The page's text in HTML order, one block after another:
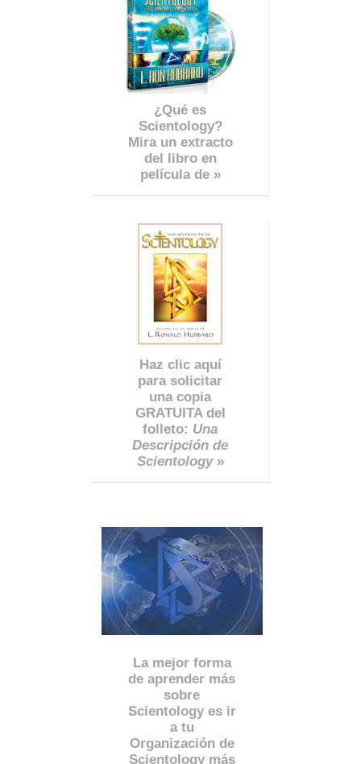
¿Qué es
Scientology?
Mira un extracto
del libro en
película de »
Haz clic aquí
para solicitar
una copia
GRATUITA del
folleto: Una
Descripción de
Scientology»
La mejor forma
de aprender más
sobre
Scientology es ir
a tu
Organización de
Scientology más